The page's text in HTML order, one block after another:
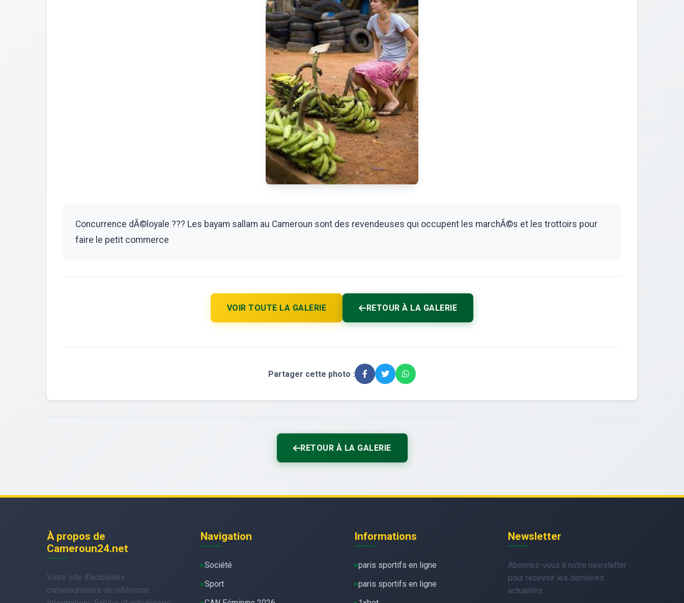
Concurrence dÃ©loyale ??? Les bayam sallam au Cameroun sont des revendeuses qui occupent les marchÃ©s et les trottoirs pour
faire le petit commerce
VOIR TOUTE LA GALERIE RETOUR À LA GALERIE
Partager cette photo :
RETOUR À LA GALERIE
À propos de
Cameroun24.net
Votre site d'actualités
camerounaises de référence.
Navigation
Société
Sport
Informations
paris sportifs en ligne
paris sportifs en ligne
Newsletter
Abonnez-vous à notre newsletter
pour recevoir les dernières
actualités.